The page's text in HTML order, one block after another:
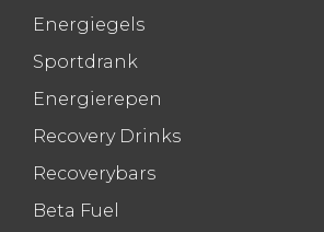
Energiegels
Sportdrank
Energierepen
Recovery Drinks
Recoverybars
Beta Fuel